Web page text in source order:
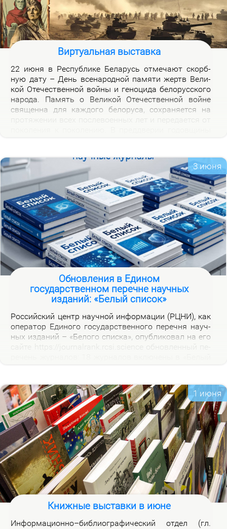
Виртуальная выставка
22 июня в Рес­пуб­ли­ке Бе­ла­русь от­ме­ча­ют скорб­
ную да­ту – День все­на­род­ной па­мя­ти жертв Ве­ли­
кой Оте­че­ствен­ной вой­ны и ге­но­ци­да бе­ло­рус­ско­го
на­ро­да. Па­мять о Ве­ли­кой Оте­че­ствен­ной войне
свя­щен­на для каж­до­го бе­ло­ру­са, со­хра­ня­ет­ся на
пер­вых дней вой­ны», ко­то­рая по­свя­ща­ет­ся тра­ги­че­
ским и ге­ро­и­че­ским стра­ни­цам ис­то­рии борь­бы с
немец­ко-фа­шист­ски­ми за­хват­чи­ка­ми в на­чаль­ный
пе­ри­од вой­ны.
3 июня
Обновления в Едином
государственном перечне научных
изданий: «Белый список»
Рос­сий­ский центр на­уч­ной ин­фор­ма­ции (РЦНИ), как
опе­ра­тор Еди­но­го го­судар­ствен­но­го пе­реч­ня на­уч­
ных из­да­ний – «Бе­ло­го спис­ка», опуб­ли­ко­вал на его
на­лов на вклад­ке «Уров­ни» раз­ме­ще­ны при­ме­ча­ния,
по­яс­ня­ю­щие при­чи­ны вклю­че­ния жур­на­лов и из­ме­
не­ния уров­ней.
1 июня
Книжные выставки в июне
Ин­фор­ма­ци­он­но–биб­лио­гра­фи­че­ский от­дел (гл.